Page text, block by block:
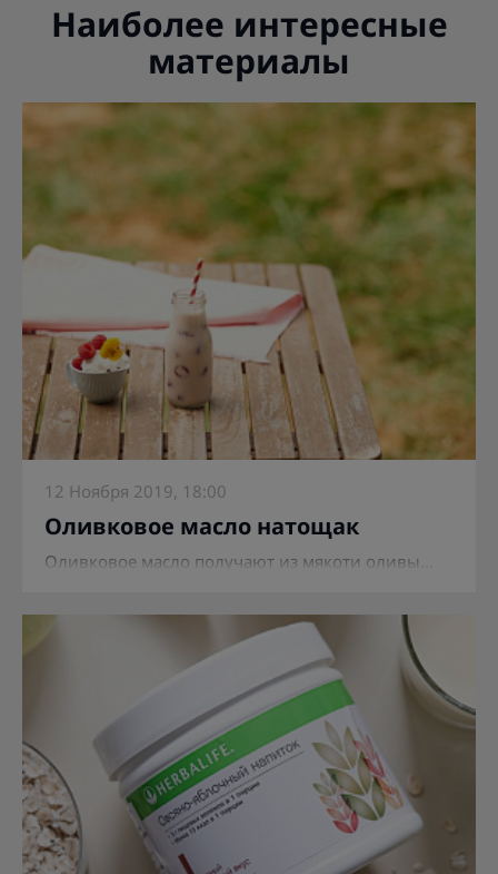
Наиболее интересные
материалы
12 Ноября 2019, 18:00
Оливковое масло натощак
Оливковое масло получают из мякоти оливы...